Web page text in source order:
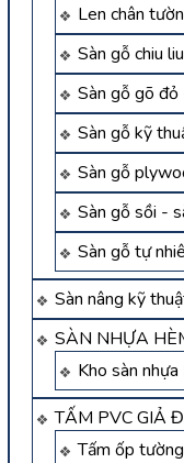
Len chân
Sàn gỗ chiu
Sàn gỗ gõ
Sàn gỗ kỹ
Sàn gỗ
Sàn gỗ sồi -
Sàn gỗ tự
Sàn nâng kỹ
SÀN NHỰA
Kho sàn
TẤM PVC GIẢ
Tấm ốp